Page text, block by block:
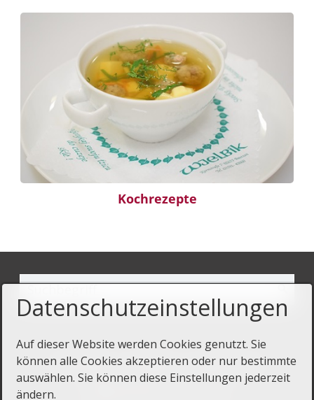
Kochrezepte
Startseite Kontakt Impressum
Datenschutzeinstellungen
Auf dieser Website werden Cookies genutzt. Sie
können alle Cookies akzeptieren oder nur bestimmte
auswählen. Sie können diese Einstellungen jederzeit
ändern.